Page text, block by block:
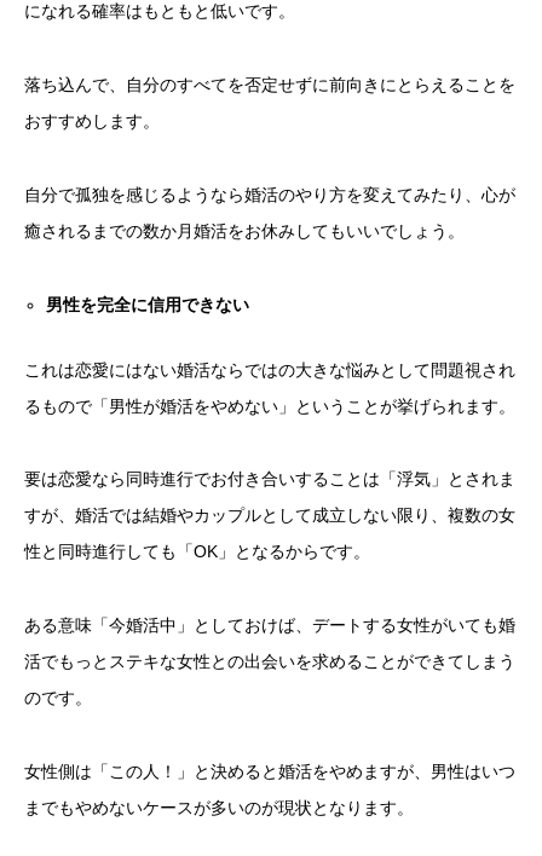
になれる確率はもともと低いです。
落ち込んで、自分のすべてを否定せずに前向きにとらえることを
おすすめします。
自分で孤独を感じるようなら婚活のやり方を変えてみたり、心が
癒されるまでの数か月婚活をお休みしてもいいでしょう。
男性を完全に信用できない
これは恋愛にはない婚活ならではの大きな悩みとして問題視され
るもので「男性が婚活をやめない」ということが挙げられます。
要は恋愛なら同時進行でお付き合いすることは「浮気」とされま
すが、婚活では結婚やカップルとして成立しない限り、複数の女
性と同時進行しても「OK」となるからです。
ある意味「今婚活中」としておけば、デートする女性がいても婚
活でもっとステキな女性との出会いを求めることができてしまう
のです。
女性側は「この人！」と決めると婚活をやめますが、男性はいつ
までもやめないケースが多いのが現状となります。